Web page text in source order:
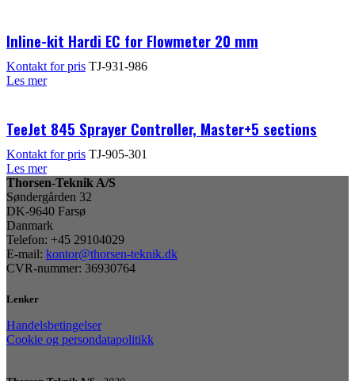
Inline-kit Hardi EC for Flowmeter 20 mm
Kontakt for pris TJ-931-986
Les mer
TeeJet 845 Sprayer Controller, Master+5 sections
Kontakt for pris TJ-905-301
Les mer
Thorsen-Teknik A/S
Søndergården 32
DK-9640 Farsø
Danmark
Telefon: +45 29104029
E-mail: kontor@thorsen-teknik.dk
CVR-nummer: 36930764
Lenker
Handelsbetingelser
Cookie og persondatapolitikk